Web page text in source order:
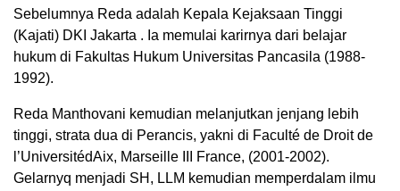
Sebelumnya Reda adalah Kepala Kejaksaan Tinggi
(Kajati) DKI Jakarta . Ia memulai karirnya dari belajar
hukum di Fakultas Hukum Universitas Pancasila (1988-
1992).
Reda Manthovani kemudian melanjutkan jenjang lebih
tinggi, strata dua di Perancis, yakni di Faculté de Droit de
l’UniversitédAix, Marseille III France, (2001-2002).
Gelarnyq menjadi SH, LLM kemudian memperdalam ilmu